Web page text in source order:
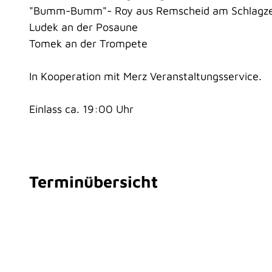
"Bumm-Bumm"- Roy aus Remscheid am
Ludek an der Posaune
Tomek an der Trompete
In Kooperation mit Merz Veranstaltungsservice.
Einlass ca. 19:00 Uhr
Terminübersicht